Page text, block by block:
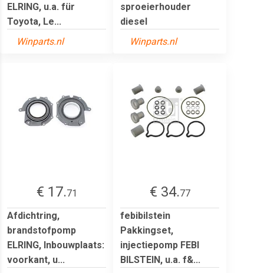
ELRING, u.a. für
Toyota, Le...
Winparts.nl
sproeierhouder
diesel
Winparts.nl
€ 17.71
Afdichtring,
brandstofpomp
ELRING, Inbouwplaats:
voorkant, u...
€ 34.77
febibilstein
Pakkingset,
injectiepomp FEBI
BILSTEIN, u.a. f&...